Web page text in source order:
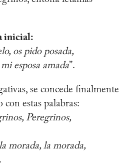
inicial:
os pido posada,
esposa amada”.
se concede finalmente
con estas palabras:
Peregrinos,
morada, la morada,